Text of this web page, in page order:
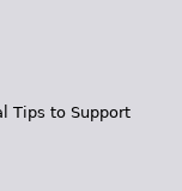
Tips to Support